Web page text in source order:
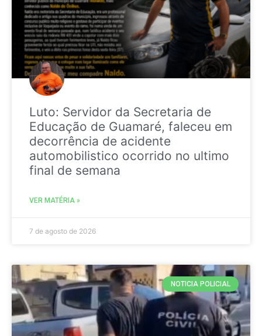
Luto: Servidor da Secretaria de
Educação de Guamaré, faleceu em
decorrência de acidente
automobilistico ocorrido no ultimo
final de semana
VER MATÉRIA »
7 de agosto de 2026
NOTICIA POLICIAL